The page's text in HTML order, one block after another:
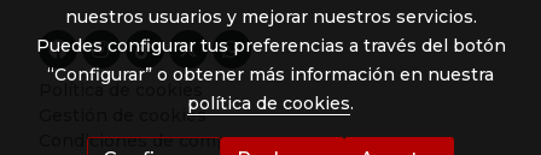
Política de cookies
Gestión de cookies
Condiciones de compra
nuestros usuarios y mejorar nuestros servicios.
Puedes configurar tus preferencias a través del botón
“Configurar” o obtener más información en nuestra
política de cookies.